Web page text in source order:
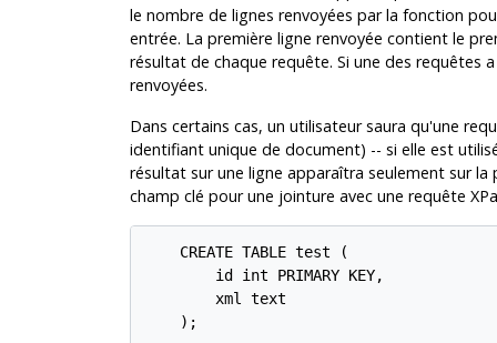
le nombre de lignes renvoyées par la fonction
entrée. La première ligne renvoyée contient le
résultat de chaque requête. Si une des requêtes
renvoyées.
Dans certains cas, un utilisateur saura qu'une
identifiant unique de document) -- si elle est
résultat sur une ligne apparaîtra seulement sur
champ clé pour une jointure avec une requête
    CREATE TABLE test (
        id int PRIMARY KEY,
        xml text
    );